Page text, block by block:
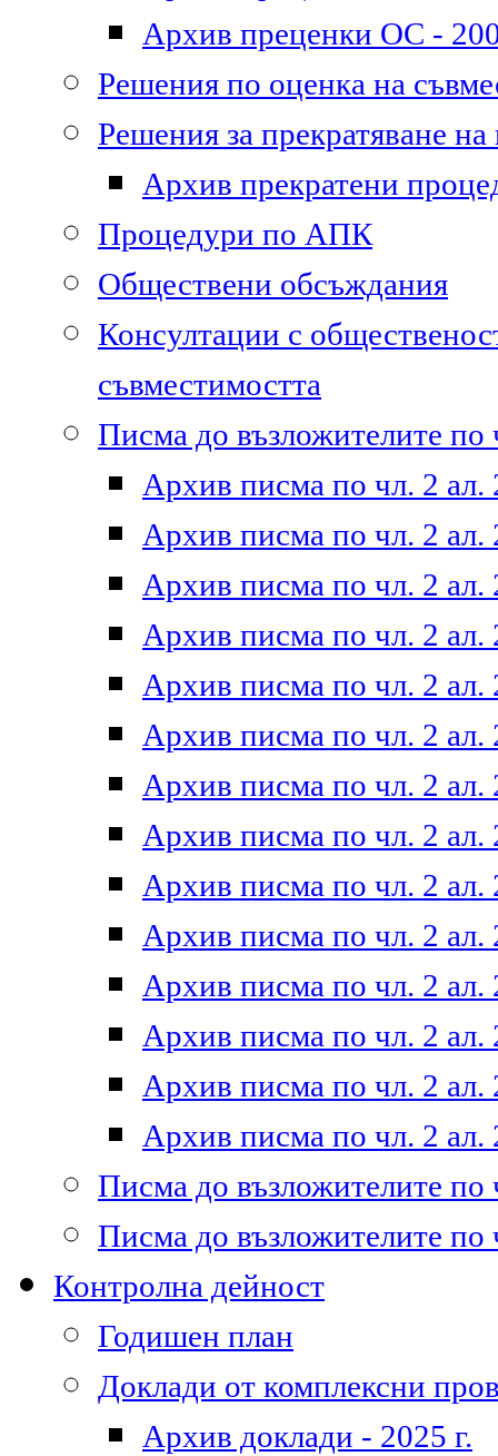
Архив преценки ОС -
Решения по оценка на
Решения за прекратяване
Архив прекратени
Процедури по АПК
Обществени обсъждания
Консултации с
съвместимостта
Писма до възложителите по
Архив писма по чл. 2 ал.
Архив писма по чл. 2 ал.
Архив писма по чл. 2 ал.
Архив писма по чл. 2 ал.
Архив писма по чл. 2 ал.
Архив писма по чл. 2 ал.
Архив писма по чл. 2 ал.
Архив писма по чл. 2 ал.
Архив писма по чл. 2 ал.
Архив писма по чл. 2 ал.
Архив писма по чл. 2 ал.
Архив писма по чл. 2 ал.
Архив писма по чл. 2 ал.
Архив писма по чл. 2 ал.
Писма до възложителите по
Писма до възложителите по
Контролна дейност
Годишен план
Доклади от комплексни
Архив доклади - 2025 г.